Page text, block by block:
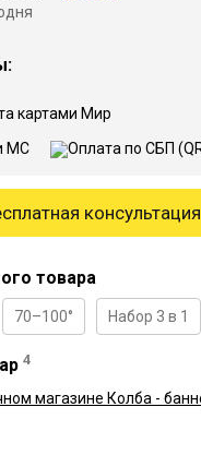
консультация
товара
70–100° Набор 3 в 1
4